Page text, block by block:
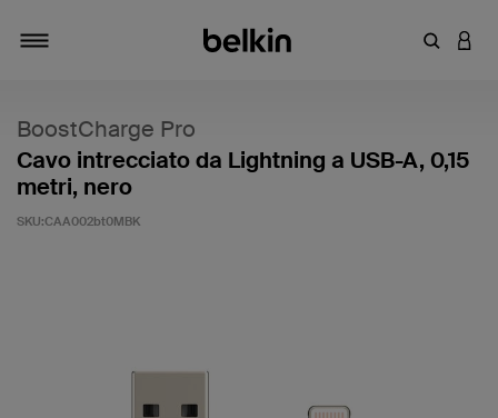
Inserisci
BoostCharge Pro
Cavo intrecciato da Lightning a USB-A, 0,15
metri, nero
SKU:CAA002bt0MBK